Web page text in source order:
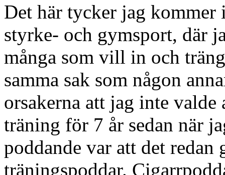
Det här tycker jag
styrke- och gymsport, där
många som vill in och
samma sak som någon
orsakerna att jag inte
träning för 7 år sedan när
poddande var att det redan
träningspoddar.